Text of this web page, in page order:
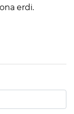
erdi.